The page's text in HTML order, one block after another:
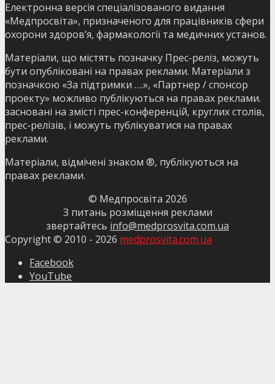
Електронна версія спеціалізованого видання
«Медпросвіта», призначеного для працівників сфери
охорони здоров’я, фармакології та медичних установ.
Матеріали, що містять позначку Прес-реліз, можуть
бути опубліковані на правах реклами. Матеріали з
позначкою «За підтримки ….», «Партнер / спонсор
проекту» можливо публікуються на правах реклами.
засновані на змісті прес-конференцій, круглих столів,
прес-релізів, і можуть публікуватися на правах
реклами.
Матеріали, відмічені знаком ®, публікуються на
правах реклами.
© Медпросвіта 2026
З питань розміщення реклами
звертайтесь info@medprosvita.com.ua
Copyright © 2010 - 2026 medprosvita.com.ua
Facebook
YouTube